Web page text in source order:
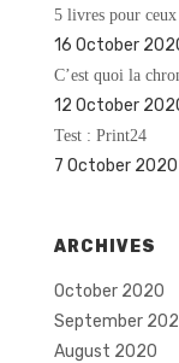
5 livres pour
16 October
C’est quoi la
12 October
Test : Print24
7 October 2020
ARCHIVES
October 2020
September
August 2020